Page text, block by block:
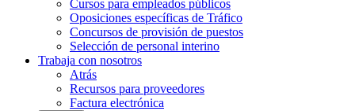
Cursos para empleados públicos
Oposiciones específicas de Tráfico
Concursos de provisión de puestos
Selección de personal interino
Trabaja con nosotros
Atrás
Recursos para proveedores
Factura electrónica